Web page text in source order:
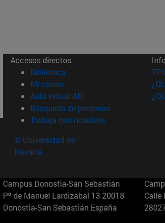
Accesos directos
Biblioteca (abre en nueva ventana)
Mi correo(abre en nueva ventana)
Aula virtual ADI (abre en nueva
Búsqueda de personas(abre en nueva
Trabaja con nosotros(abre en nueva
© Universidad de
Navarra
Campus Donostia-San Sebastián
Pº de Manuel Lardizabal 13 20018
Donostia-San Sebastián España
Calle